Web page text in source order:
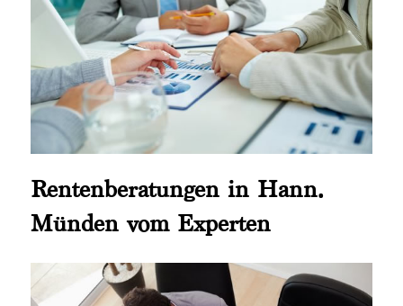
Rentenberatungen in Hann.
Münden vom Experten